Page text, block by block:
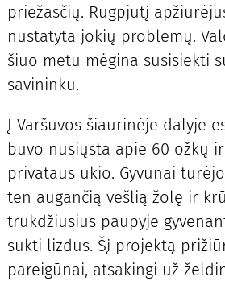
priežasčių. Rugpjūtį
nustatyta jokių problemų.
šiuo metu mėgina susisiekti
savininku.
Į Varšuvos šiaurinėje dalyje
buvo nusiųsta apie 60 ožkų
privataus ūkio. Gyvūnai
ten augančią vešlią žolę ir
trukdžiusius paupyje
sukti lizdus. Šį projektą
pareigūnai, atsakingi už